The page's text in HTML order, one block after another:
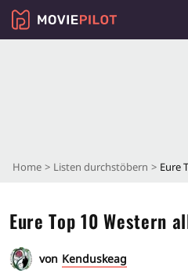
Home Listen durchstöbern Eure
Eure Top 10 Western
von Kenduskeag